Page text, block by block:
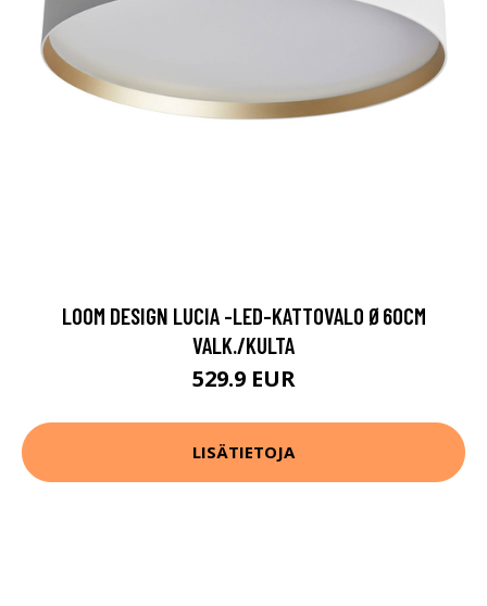
LOOM DESIGN LUCIA -LED-KATTOVALO Ø60CM
VALK./KULTA
529.9 EUR
LISÄTIETOJA